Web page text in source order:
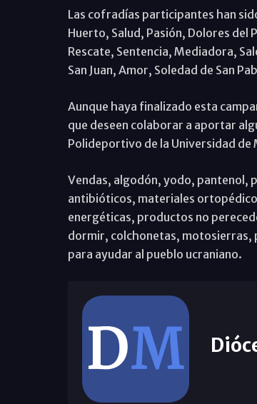
Las cofradías participantes han
Huerto, Salud, Pasión, Dolores del
Rescate, Sentencia, Mediadora,
San Juan, Amor, Soledad de San
Aunque haya finalizado esta
que deseen colaborar a aportar
Polideportivo de la Universidad de
Vendas, algodón, yodo, pantenol,
antibióticos, materiales
energéticas, productos no
dormir, colchonetas, motosierras,
para ayudar al pueblo ucraniano.